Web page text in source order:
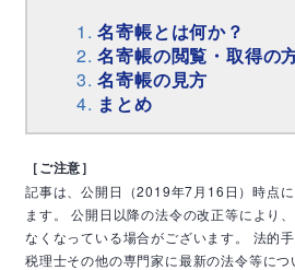
名寄帳とは何か？
名寄帳の閲覧・取得の
名寄帳の見方
まとめ
［ご注意］
記事は、公開日（2019年7月16日）時点
ます。
公開日以降の法令の改正等により
なくなっている場合がございます。
法的
税理士その他の専門家に最新の法令等に